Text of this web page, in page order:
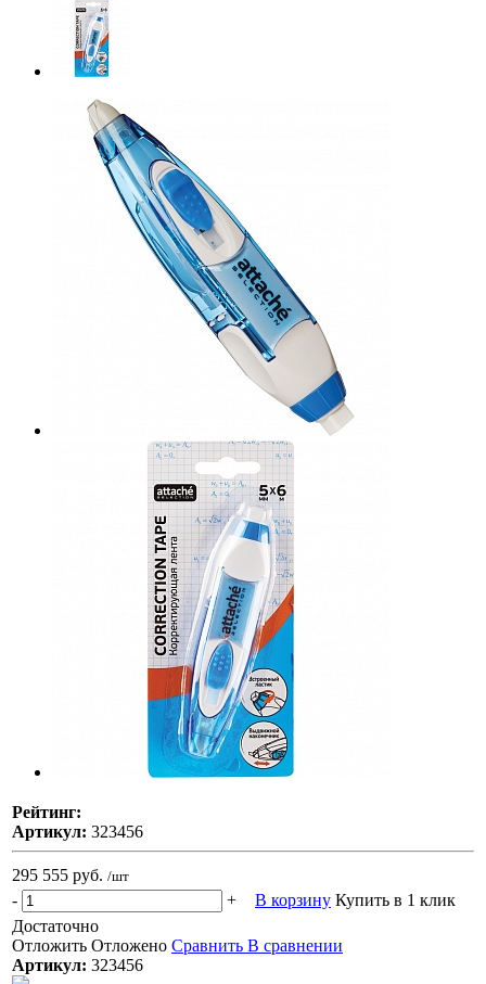
Рейтинг:
Артикул: 323456
295 555 руб. /шт
- + В корзину Купить в 1 клик
Достаточно
Отложить Отложено Сравнить В сравнении
Артикул: 323456